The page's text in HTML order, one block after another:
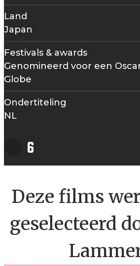
Land
Japan
Festivals & awards
Genomineerd voor een
Globe
Ondertiteling
NL
Deze films
geselecteerd